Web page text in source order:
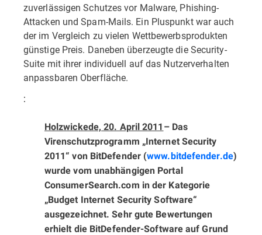
zuverlässigen Schutzes vor Malware, Phishing-
Attacken und Spam-Mails. Ein Pluspunkt war auch
der im Vergleich zu vielen Wettbewerbsprodukten
günstige Preis. Daneben überzeugte die Security-
Suite mit ihrer individuell auf das Nutzerverhalten
anpassbaren Oberfläche.
:
Holzwickede, 20. April 2011 – Das
Virenschutzprogramm „Internet Security
2011“ von BitDefender (www.bitdefender.de)
wurde vom unabhängigen Portal
ConsumerSearch.com in der Kategorie
„Budget Internet Security Software“
ausgezeichnet. Sehr gute Bewertungen
erhielt die BitDefender-Software auf Grund